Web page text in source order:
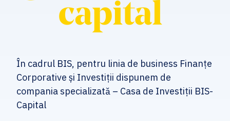
În cadrul BIS, pentru linia de business Finanțe
Corporative și Investiții dispunem de
compania specializată – Casa de Investiții BIS-
Capital